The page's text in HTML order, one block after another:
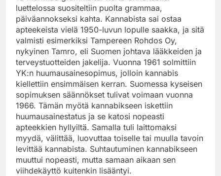
luettelossa suositeltiin puolta grammaa,
päiväannokseksi kahta. Kannabista sai ostaa
apteekeista vielä 1950-luvun lopulle saakka, ja sitä
valmisti esimerkiksi Tampereen Rohdos Oy,
nykyinen Tamro, eli Suomen johtava lääkkeiden ja
terveystuotteiden jakelija. Vuonna 1961 solmittiin
YK:n huumausainesopimus, jolloin kannabis
kiellettiin ensimmäisen kerran. Suomessa kyseisen
sopimuksen säännökset tulivat voimaan vuonna
1966. Tämän myötä kannabikseen iskettiin
huumausainestatus ja se katosi nopeasti
apteekkien hyllyiltä. Samalla tuli laittomaksi
myydä, välittää, luovuttaa toiselle tai muulla tavoin
levittää kannabista. Suhtautuminen kannabikseen
muuttui nopeasti, mutta samaan aikaan sen
viihdekäyttö kuitenkin lisääntyi.